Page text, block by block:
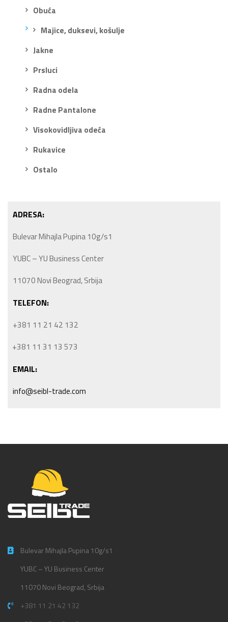
Obuća
Majice, duksevi, košulje
Jakne
Prsluci
Radna odela
Radne Pantalone
Visokovidljiva odeća
Rukavice
Ostalo
ADRESA:
Bulevar Mihajla Pupina 10g/s1
YUBC – YU Business Center
11070 Novi Beograd, Srbija
TELEFON:
+381 11 21 42 132
+381 11 31 13 573
EMAIL:
info@seibl-trade.com
Bulevar Mihajla Pupina 10g/s1
YUBC – YU Business Center
11070 Novi Beograd, Srbija
+381 11 21 42 132